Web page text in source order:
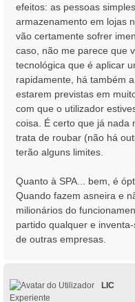
g
e
m
efeitos: as pessoas
armazenamento em lojas
vão certamente sofrer
caso, não me parece que
tecnológica que é aplicar
rapidamente, há também
estarem previstas em
com que o utilizador
coisa. É certo que já nada
trata de roubar (não há
terão alguns limites.
Quanto à SPA... bem, é
Quando fazem asneira e
milionários do
partido qualquer e
de outras empresas.
LIC
Experiente